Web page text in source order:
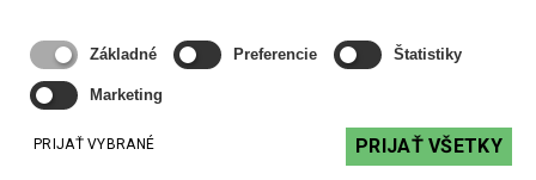
DO KOŠÍKA
Základné Preferencie Štatistiky
Marketing
PRIJAŤ VYBRANÉ PRIJAŤ VŠETKY